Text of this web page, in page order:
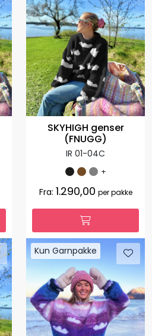
SKYHIGH genser
(FNUGG)
IR 01-04C
+
Fra: 1.290,00 per pakke
Kun Garnpakke